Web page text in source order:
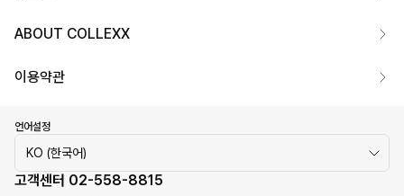
ABOUT COLLEXX
이용약관
언어설정
KO (한국어)
고객센터 02-558-8815